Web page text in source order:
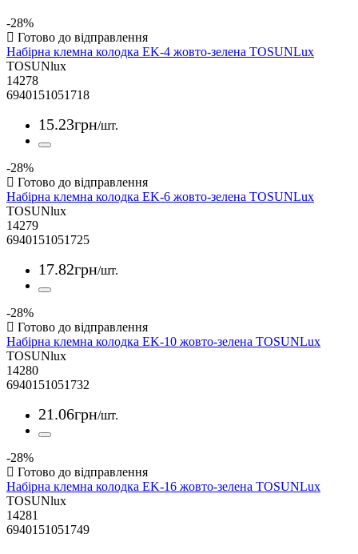
-28%
Набірна клемна колодка EK-4 жовто-зелена TOSUNLux
TOSUNlux
14278
6940151051718
15.23грн/шт.
-28%
Набірна клемна колодка EK-6 жовто-зелена TOSUNLux
TOSUNlux
14279
6940151051725
17.82грн/шт.
-28%
Набірна клемна колодка EK-10 жовто-зелена TOSUNLux
TOSUNlux
14280
6940151051732
21.06грн/шт.
-28%
Набірна клемна колодка EK-16 жовто-зелена TOSUNLux
TOSUNlux
14281
6940151051749